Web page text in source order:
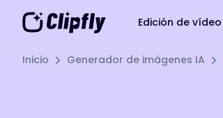
Edición de vídeo
Inicio Generador de imágenes IA